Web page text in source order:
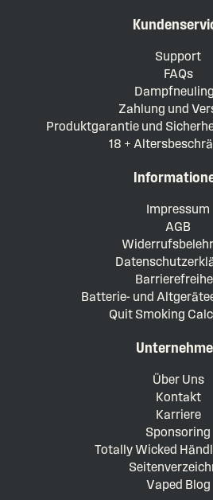
Support
FAQs
Zahlung und
Produktgarantie und
18 +
Impressum
AGB
Batterie- und
Quit Smoking
Über Uns
Kontakt
Karriere
Sponsoring
Totally Wicked
Vaped Blog